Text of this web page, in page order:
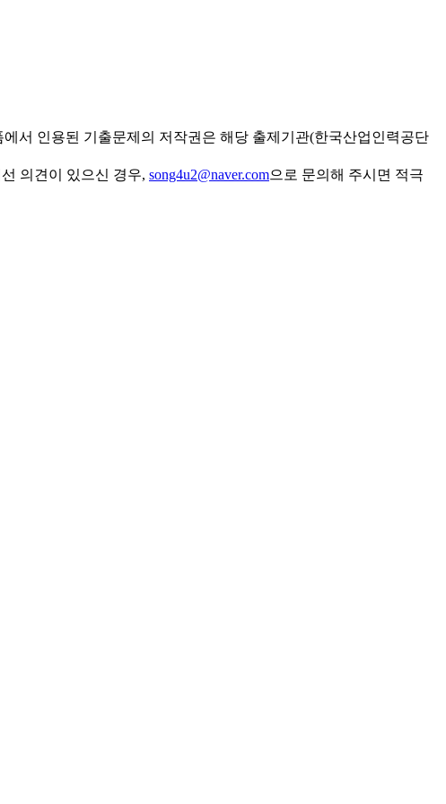
서 인용된 기출문제의 저작권은 해당 출제기관(한국산업인력공단
의견이 있으신 경우, song4u2@naver.com으로 문의해 주시면 적극